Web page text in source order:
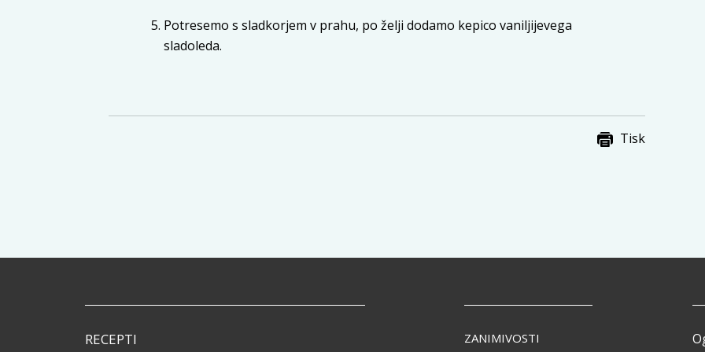
Potresemo s sladkorjem v prahu, po želji dodamo kepico vaniljijevega
sladoleda.
Tisk
RECEPTI ZANIMIVOSTI